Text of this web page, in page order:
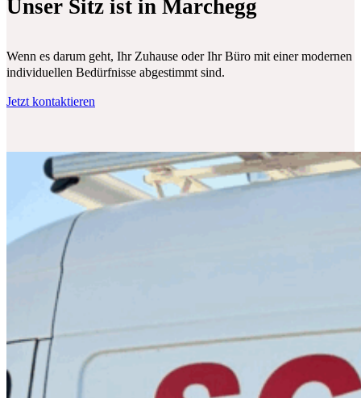
Unser Sitz ist in Marchegg
Wenn es darum geht, Ihr Zuhause oder Ihr Büro mit einer
individuellen Bedürfnisse abgestimmt sind.
Jetzt kontaktieren